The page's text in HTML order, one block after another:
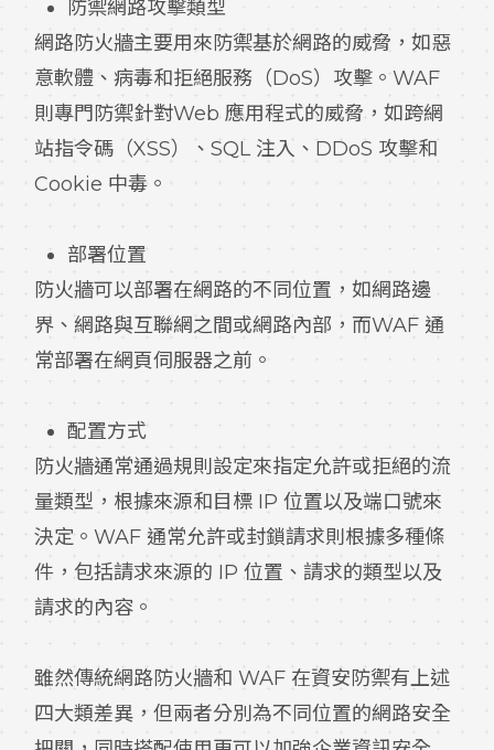
防禦網路攻擊類型
網路防火牆主要用來防禦基於網路的威脅，如惡
意軟體、病毒和拒絕服務（DoS）攻擊。WAF
則專門防禦針對Web 應用程式的威脅，如跨網
站指令碼（XSS）、SQL 注入、DDoS 攻擊和
Cookie 中毒。
部署位置
防火牆可以部署在網路的不同位置，如網路邊
界、網路與互聯網之間或網路內部，而WAF 通
常部署在網頁伺服器之前。
配置方式
防火牆通常通過規則設定來指定允許或拒絕的流
量類型，根據來源和目標 IP 位置以及端口號來
決定。WAF 通常允許或封鎖請求則根據多種條
件，包括請求來源的 IP 位置、請求的類型以及
請求的內容。
雖然傳統網路防火牆和 WAF 在資安防禦有上述
四大類差異，但兩者分別為不同位置的網路安全